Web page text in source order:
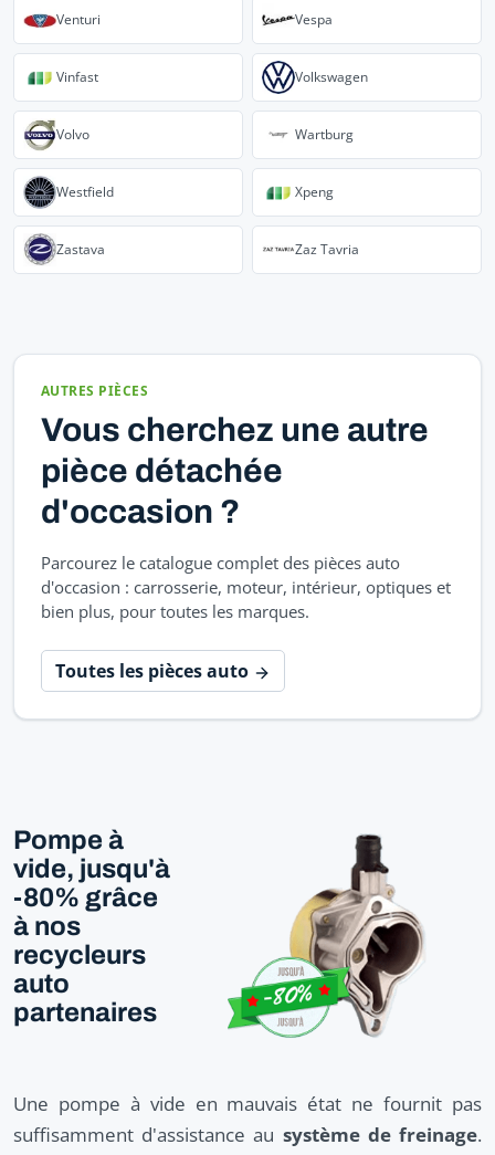
Venturi Vespa
Vinfast Volkswagen
Volvo Wartburg
Westfield Xpeng
Zastava Zaz Tavria
AUTRES PIÈCES
Vous cherchez une autre
pièce détachée
d'occasion ?
Parcourez le catalogue complet des pièces auto
d'occasion : carrosserie, moteur, intérieur, optiques et
bien plus, pour toutes les marques.
Toutes les pièces auto
Pompe à
vide, jusqu'à
-80% grâce
à nos
recycleurs
auto
partenaires
Une pompe à vide en mauvais état ne fournit pas
suffisamment d'assistance au système de freinage.